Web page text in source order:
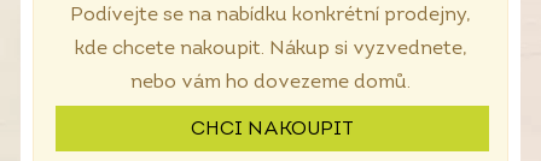
Podívejte se na nabídku konkrétní prodejny,
kde chcete nakoupit. Nákup si vyzvednete,
nebo vám ho dovezeme domů.
CHCI NAKOUPIT